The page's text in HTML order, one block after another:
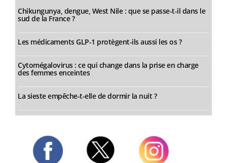
Chikungunya, dengue, West Nile : que se passe-t-il dans le
sud de la France ?
Les médicaments GLP-1 protègent-ils aussi les os ?
Cytomégalovirus : ce qui change dans la prise en charge
des femmes enceintes
La sieste empêche-t-elle de dormir la nuit ?